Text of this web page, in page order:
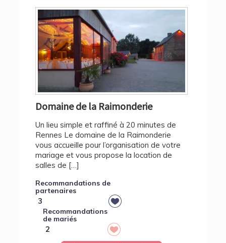
Domaine de la Raimonderie
Un lieu simple et raffiné à 20 minutes de
Rennes Le domaine de la Raimonderie
vous accueille pour l’organisation de votre
mariage et vous propose la location de
salles de […]
Recommandations de
partenaires
3
Recommandations
de mariés
2